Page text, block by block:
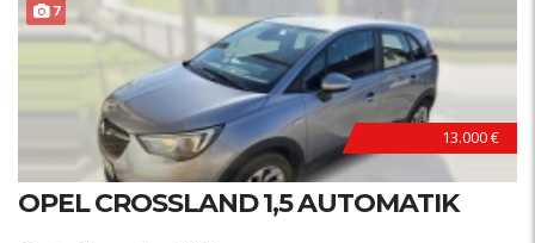
7
13.000 €
OPEL CROSSLAND 1,5 AUTOMATIK